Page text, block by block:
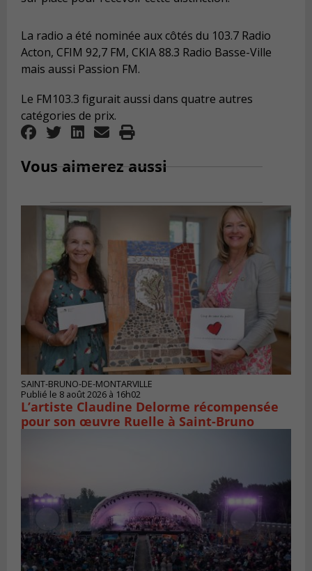
La radio a été nominée aux côtés du 103.7 Radio
Acton, CFIM 92,7 FM, CKIA 88.3 Radio Basse-Ville
mais aussi Passion FM.
Le FM103.3 figurait aussi dans quatre autres
catégories de prix.
Vous aimerez aussi
SAINT-BRUNO-DE-MONTARVILLE
Publié le 8 août 2026 à 16h02
L’artiste Claudine Delorme récompensée
pour son œuvre Ruelle à Saint-Bruno